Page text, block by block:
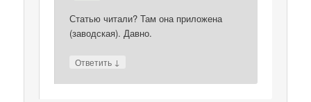
Статью читали? Там она приложена
(заводская). Давно.
Ответить ↓